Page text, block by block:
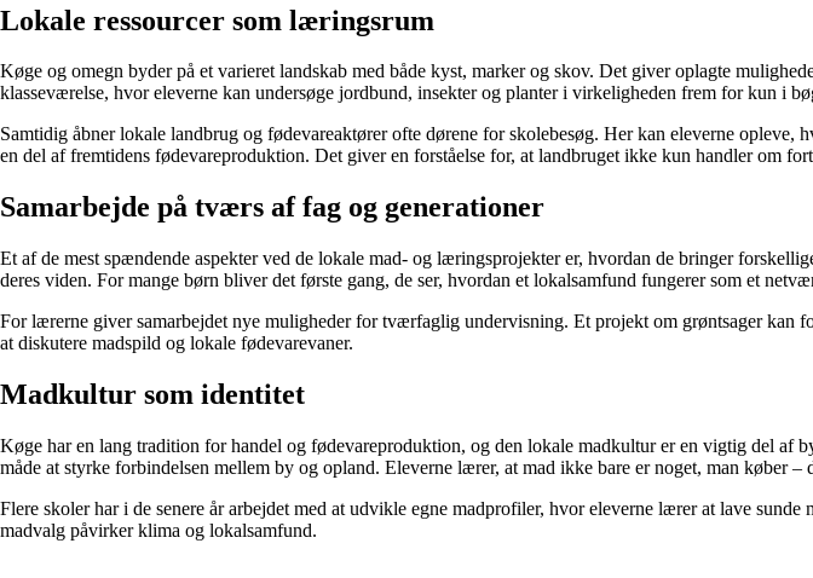
Lokale ressourcer som læringsrum
Køge og omegn byder på et varieret landskab med både kyst, marker og skov. Det giver oplagte
klasseværelse, hvor eleverne kan undersøge jordbund, insekter og planter i virkeligheden frem for kun i
Samtidig åbner lokale landbrug og fødevareaktører ofte dørene for skolebesøg. Her kan eleverne
en del af fremtidens fødevareproduktion. Det giver en forståelse for, at landbruget ikke kun handler om
Samarbejde på tværs af fag og generationer
Et af de mest spændende aspekter ved de lokale mad- og læringsprojekter er, hvordan de bringer
deres viden. For mange børn bliver det første gang, de ser, hvordan et lokalsamfund fungerer som et
For lærerne giver samarbejdet nye muligheder for tværfaglig undervisning. Et projekt om grøntsager
at diskutere madspild og lokale fødevarevaner.
Madkultur som identitet
Køge har en lang tradition for handel og fødevareproduktion, og den lokale madkultur er en vigtig del af
måde at styrke forbindelsen mellem by og opland. Eleverne lærer, at mad ikke bare er noget, man køber
Flere skoler har i de senere år arbejdet med at udvikle egne madprofiler, hvor eleverne lærer at lave
madvalg påvirker klima og lokalsamfund.